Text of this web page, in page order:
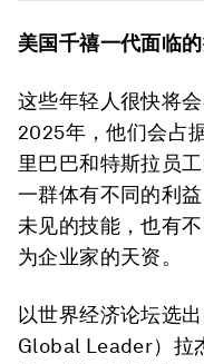
美国千禧一代面临
这些年轻人很快将
2025年，他们会占
里巴巴和特斯拉员
一群体有不同的利
未见的技能，也有
为企业家的天资。
以世界经济论坛选
Global Leader）拉